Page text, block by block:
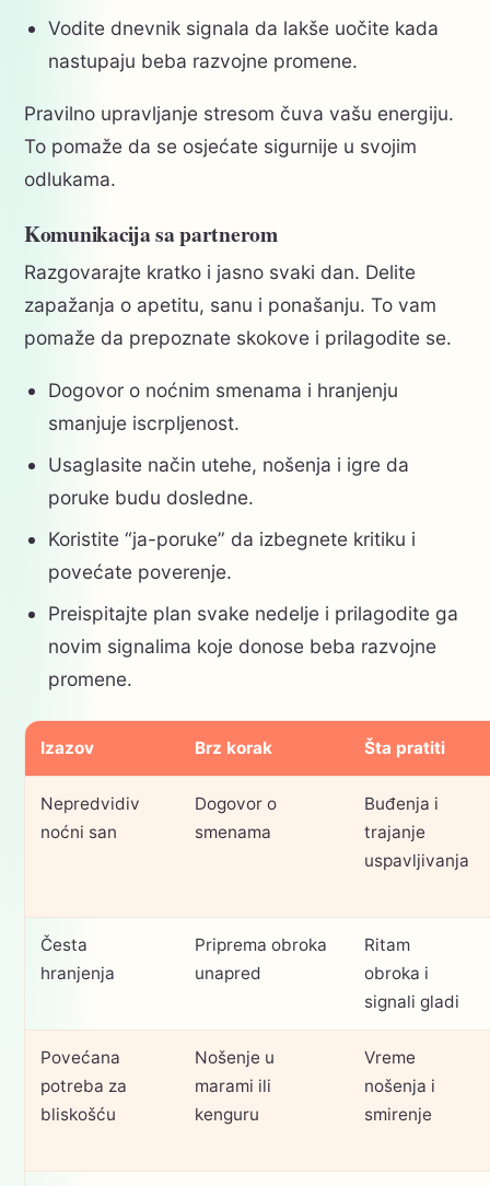
Vodite dnevnik signala da lakše uočite kada
nastupaju beba razvojne promene.
Pravilno upravljanje stresom čuva vašu energiju.
To pomaže da se osjećate sigurnije u svojim
odlukama.
Komunikacija sa partnerom
Razgovarajte kratko i jasno svaki dan. Delite
zapažanja o apetitu, sanu i ponašanju. To vam
pomaže da prepoznate skokove i prilagodite se.
Dogovor o noćnim smenama i hranjenju
smanjuje iscrpljenost.
Usaglasite način utehe, nošenja i igre da
poruke budu dosledne.
Koristite “ja-poruke” da izbegnete kritiku i
povećate poverenje.
Preispitajte plan svake nedelje i prilagodite ga
novim signalima koje donose beba razvojne
promene.
Izazov Brz korak Šta pratiti
Nepredvidiv
noćni san
Dogovor o
smenama
Buđenja i
trajanje
uspavljivanja
Česta
hranjenja
Priprema obroka
unapred
Ritam
obroka i
signali gladi
Povećana
potreba za
bliskošću
Nošenje u
marami ili
kenguru
Vreme
nošenja i
smirenje